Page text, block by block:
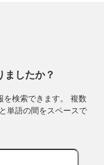
ましたか？
を検索できます。 複数
単語の間をスペースで